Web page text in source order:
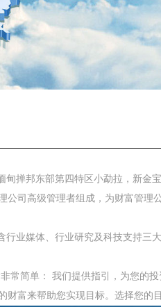
掸邦东部第四特区小勐拉，新金
公司高级管理者组成，为财富管理
行业媒体、行业研究及科技支持三
常简单： 我们提供指引，为您的
富来帮助您实现目标。选择您的